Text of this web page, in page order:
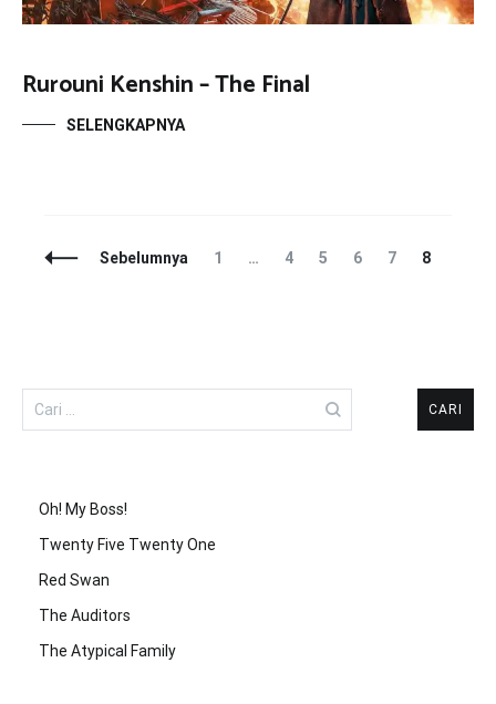
Rurouni Kenshin – The Final
SELENGKAPNYA
NavigasiSebelumnya Laman
1 … Laman
4 Laman
5 Laman
6 Laman
7 Laman
8
Cari
untuk:
Oh! My Boss!
Twenty Five Twenty One
Red Swan
The Auditors
The Atypical Family